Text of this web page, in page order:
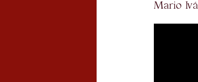
Mario